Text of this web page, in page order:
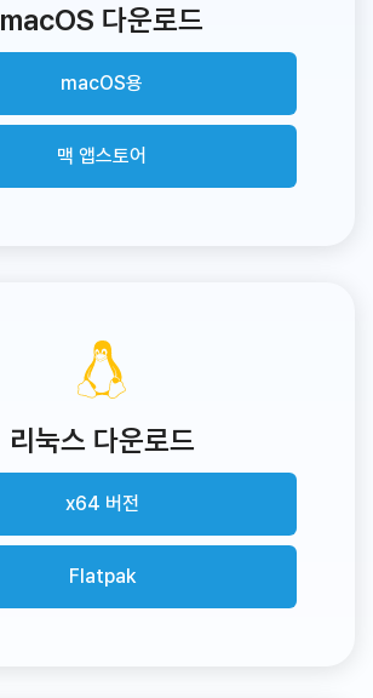
macOS 다운로드
macOS용
맥 앱스토어
리눅스 다운로드
x64 버전
Flatpak